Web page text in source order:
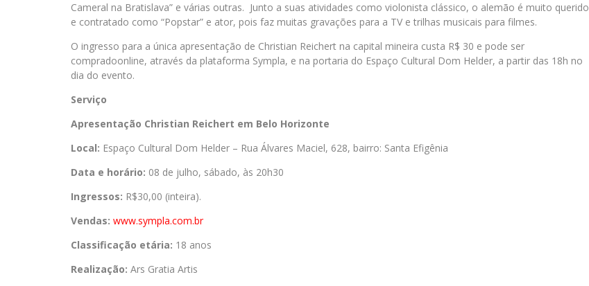
Cameral na Bratislava” e várias outras. Junto a suas atividades como violonista clássico, o alemão é muito querido
e contratado como “Popstar” e ator, pois faz muitas gravações para a TV e trilhas musicais para filmes.
O ingresso para a única apresentação de Christian Reichert na capital mineira custa R$ 30 e pode ser
compradoonline, através da plataforma Sympla, e na portaria do Espaço Cultural Dom Helder, a partir das 18h no
dia do evento.
Serviço
Apresentação Christian Reichert em Belo Horizonte
Local: Espaço Cultural Dom Helder – Rua Álvares Maciel, 628, bairro: Santa Efigênia
Data e horário: 08 de julho, sábado, às 20h30
Ingressos: R$30,00 (inteira).
Vendas: www.sympla.com.br
Classificação etária: 18 anos
Realização: Ars Gratia Artis